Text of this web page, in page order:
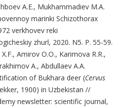
A.E., Mukhammadiev M.A.
marinki Schizothorax
verkhovev reki
zhurl, 2020. N5. P. 55-59.
Amirov O.O., Karimova R.R.,
A., Abdullaev A.A.
of Bukhara deer (Cervus
1900) in Uzbekistan //
newsletter: scientific journal,